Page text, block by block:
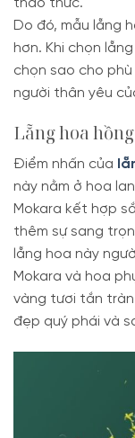
Do đó, mẫu lẵng
hơn. Khi chọn
chọn sao cho
người thân yêu
Lẵng hoa
Điểm nhấn của
này nằm ở hoa
Mokara kết hợp
thêm sự sang
lẵng hoa này
Mokara và hoa
vàng tươi tắn
đẹp quý phái và